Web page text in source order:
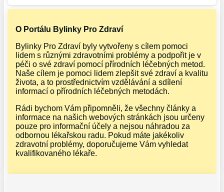
O Portálu Bylinky Pro Zdraví
Bylinky Pro Zdraví byly vytvořeny s cílem pomoci
lidem s různými zdravotními problémy a podpořit je v
péči o své zdraví pomocí přírodních léčebných metod.
Naše cílem je pomoci lidem zlepšit své zdraví a kvalitu
života, a to prostřednictvím vzdělávání a sdílení
informací o přírodních léčebných metodách.
Rádi bychom Vám připomněli, že všechny články a
informace na našich webových stránkách jsou určeny
pouze pro informační účely a nejsou náhradou za
odbornou lékařskou radu. Pokud máte jakékoliv
zdravotní problémy, doporučujeme Vám vyhledat
kvalifikovaného lékaře.